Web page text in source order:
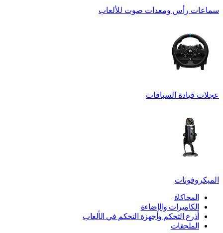
سماعات رأس ومعدات صوت للألعاب
عجلات قيادة السباقات
الميكروفونات
المحاكاة
الكاميرات والإضاءة
أذرع التحكم وأجهزة التحكم في الألعاب
الملحقات